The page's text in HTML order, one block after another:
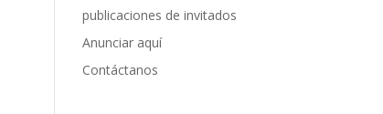
publicaciones de invitados
Anunciar aquí
Contáctanos